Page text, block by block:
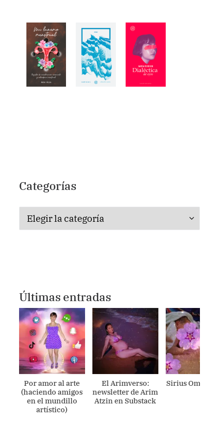
Categorías
Categorías
Últimas entradas
Por amor al arte
(haciendo amigos
en el mundillo
artístico)
El Arimverso:
newsletter de Arim
Atzin en Substack
Sirius